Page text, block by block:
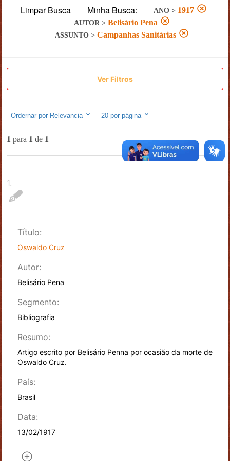
Limpar Busca Minha Busca: ANO > 1917
AUTOR> Belisário Pena
ASSUNTO > Campanhas Sanitárias
Ver Filtros
Ordernar por Relevancia 20por página
1 para 1 de 1
1.
Título:
Oswaldo Cruz
Autor:
Belisário Pena
Segmento:
Bibliografia
Resumo:
Artigo escrito por Belisário Penna por ocasião da morte de
Oswaldo Cruz.
País:
Brasil
Data:
13/02/1917